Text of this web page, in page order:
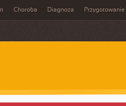
Choroba Diagnoza Przygotowanie